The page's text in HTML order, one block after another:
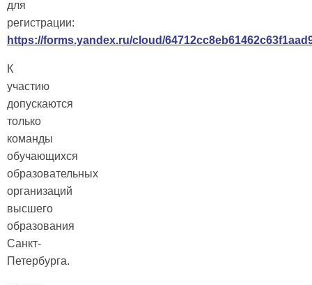
для
регистрации:
https://forms.yandex.ru/cloud/
К
участию
допускаются
только
команды
обучающихся
образовательных
организаций
высшего
образования
Санкт-
Петербурга.